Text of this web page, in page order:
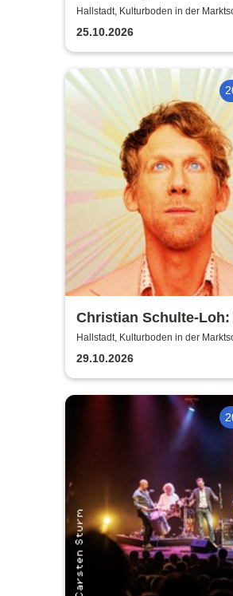
Greatest Guitar-Hits
Hallstadt, Kulturboden in der
25.10.2026
Christian Schulte-Loh:
Export
Hallstadt, Kulturboden in der
29.10.2026